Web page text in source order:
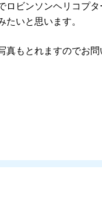
ロビンソンヘリコプタ
いと思います。
真もとれますのでお問